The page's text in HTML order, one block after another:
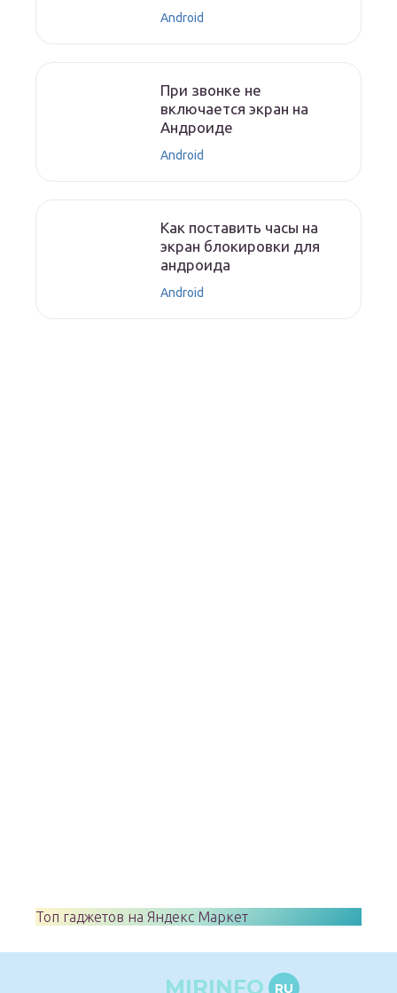
Android
При звонке не
включается экран на
Андроиде
Android
Как поставить часы на
экран блокировки для
андроида
Android
Топ гаджетов на Яндекс Маркет
MIRINFO RU